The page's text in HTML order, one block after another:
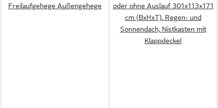
Freilaufgehege Außengehege
oder ohne Auslauf 301x113x171
cm (BxHxT), Regen- und
Sonnendach, Nistkasten mit
Klappdeckel